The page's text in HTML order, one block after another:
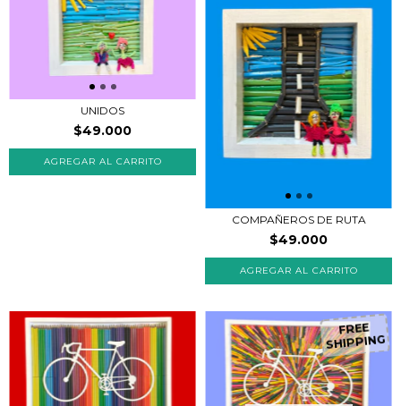
UNIDOS
$49.000
COMPAÑEROS DE RUTA
$49.000
FREE
SHIPPING